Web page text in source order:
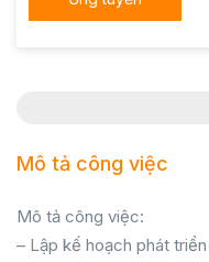
Mô tả công việc
Mô tả công việc:
– Lập kế hoạch phát